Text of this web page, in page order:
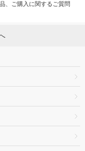
、ご購入に関するご質問